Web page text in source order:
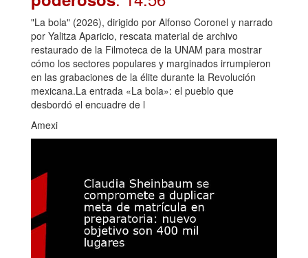
"La bola" (2026), dirigido por Alfonso Coronel y narrado
por Yalitza Aparicio, rescata material de archivo
restaurado de la Filmoteca de la UNAM para mostrar
cómo los sectores populares y marginados irrumpieron
en las grabaciones de la élite durante la Revolución
mexicana.La entrada «La bola»: el pueblo que
desbordó el encuadre de l
Amexi